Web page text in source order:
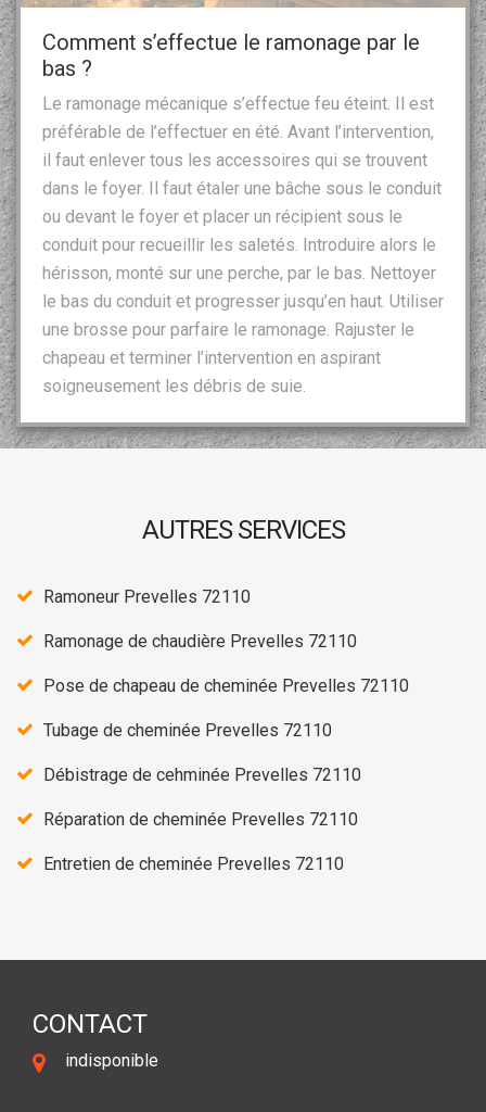
Comment s’effectue le ramonage par le
bas ?
Le ramonage mécanique s’effectue feu éteint. Il est
préférable de l’effectuer en été. Avant l’intervention,
il faut enlever tous les accessoires qui se trouvent
dans le foyer. Il faut étaler une bâche sous le conduit
ou devant le foyer et placer un récipient sous le
conduit pour recueillir les saletés. Introduire alors le
hérisson, monté sur une perche, par le bas. Nettoyer
le bas du conduit et progresser jusqu’en haut. Utiliser
une brosse pour parfaire le ramonage. Rajuster le
chapeau et terminer l’intervention en aspirant
soigneusement les débris de suie.
AUTRES SERVICES
Ramoneur Prevelles 72110
Ramonage de chaudière Prevelles 72110
Pose de chapeau de cheminée Prevelles 72110
Tubage de cheminée Prevelles 72110
Débistrage de cehminée Prevelles 72110
Réparation de cheminée Prevelles 72110
Entretien de cheminée Prevelles 72110
CONTACT
indisponible